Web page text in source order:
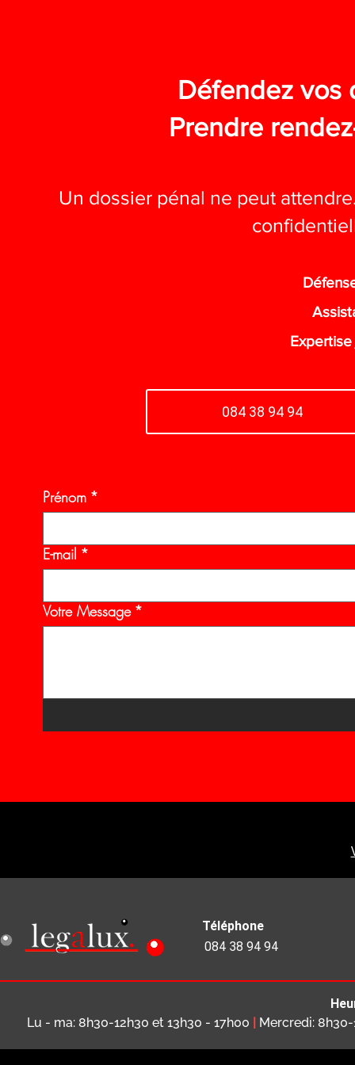
Défendez vos
Prendre
Un dossier pénal ne peut
084 38 94 94
Prénom *
E-mail *
Votre Message *
Téléphone
084 38 94 94
Lu - ma: 8h30-12h30 et 13h30 - 17h00 | Mercredi: